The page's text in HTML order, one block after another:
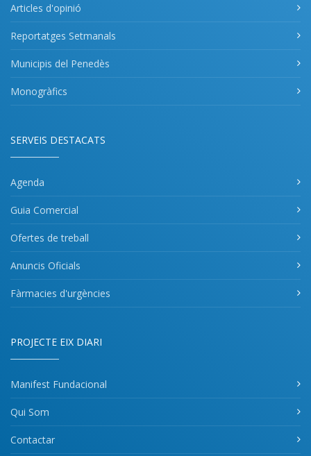
Articles d'opinió
Reportatges Setmanals
Municipis del Penedès
Monogràfics
SERVEIS DESTACATS
Agenda
Guia Comercial
Ofertes de treball
Anuncis Oficials
Fàrmacies d'urgències
PROJECTE EIX DIARI
Manifest Fundacional
Qui Som
Contactar